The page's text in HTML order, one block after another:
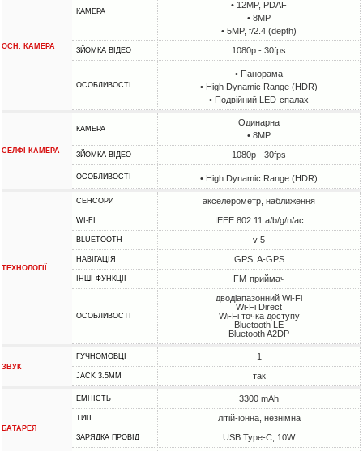
ОСН. КАМЕРА
КАМЕРА
• 12MP, PDAF
• 8MP
• 5MP, f/2.4 (depth)
ЗЙОМКА ВІДЕО 1080p - 30fps
ОСОБЛИВОСТІ
• Панорама
• High Dynamic Range (HDR)
• Подвійний LED-спалах
СЕЛФІ КАМЕРА
КАМЕРА
Одинарна
• 8MP
ЗЙОМКА ВІДЕО 1080p - 30fps
ОСОБЛИВОСТІ • High Dynamic Range (HDR)
ТЕХНОЛОГІЇ
СЕНСОРИ акселерометр, наближення
WI-FI IEEE 802.11 a/b/g/n/ac
BLUETOOTH v 5
НАВІГАЦІЯ GPS, A-GPS
ІНШІ ФУНКЦІЇ FM-приймач
ОСОБЛИВОСТІ
дводіапазонний Wi-Fi
Wi-Fi Direct
Wi-Fi точка доступу
Bluetooth LE
Bluetooth A2DP
ЗВУК
ГУЧНОМОВЦІ 1
JACK 3.5MM так
БАТАРЕЯ
ЕМНІСТЬ 3300 mAh
ТИП літій-іонна, незнімна
ЗАРЯДКА ПРОВІД USB Type-C, 10W